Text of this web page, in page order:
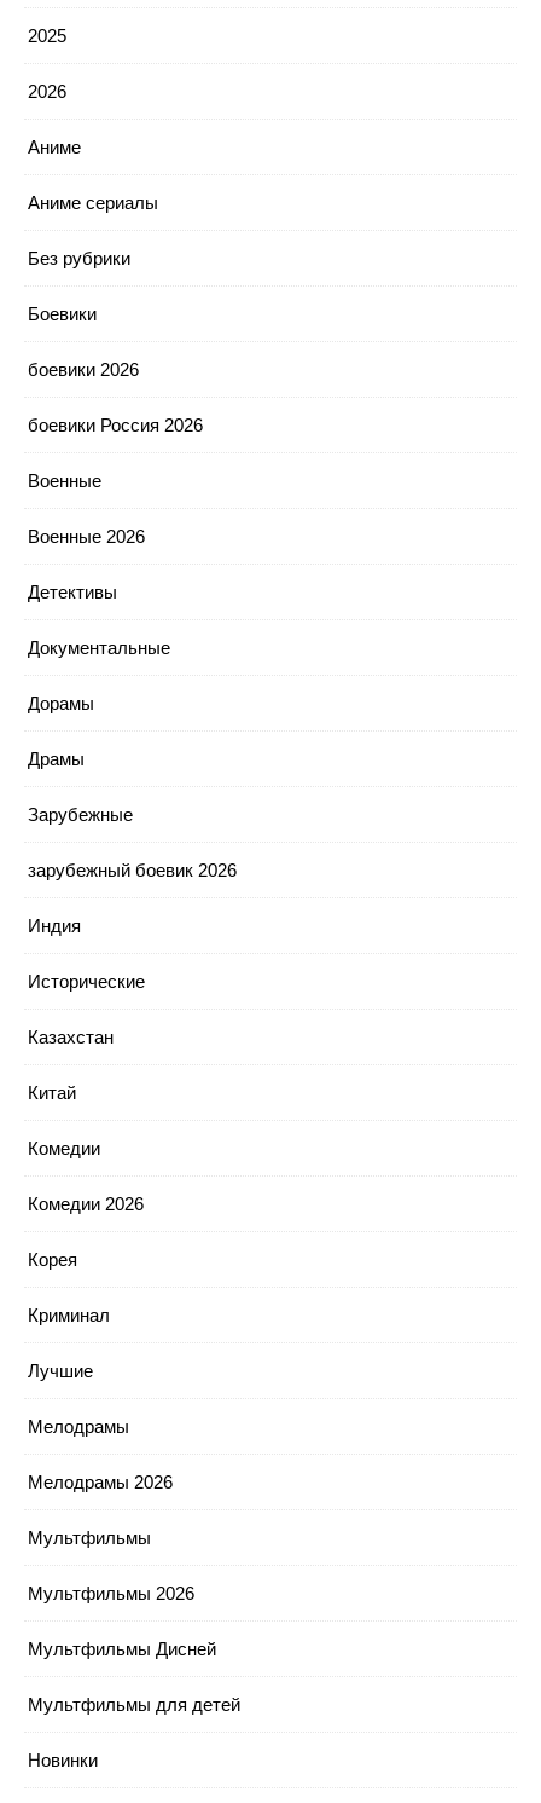
2025
2026
Аниме
Аниме сериалы
Без рубрики
Боевики
боевики 2026
боевики Россия 2026
Военные
Военные 2026
Детективы
Документальные
Дорамы
Драмы
Зарубежные
зарубежный боевик 2026
Индия
Исторические
Казахстан
Китай
Комедии
Комедии 2026
Корея
Криминал
Лучшие
Мелодрамы
Мелодрамы 2026
Мультфильмы
Мультфильмы 2026
Мультфильмы Дисней
Мультфильмы для детей
Новинки